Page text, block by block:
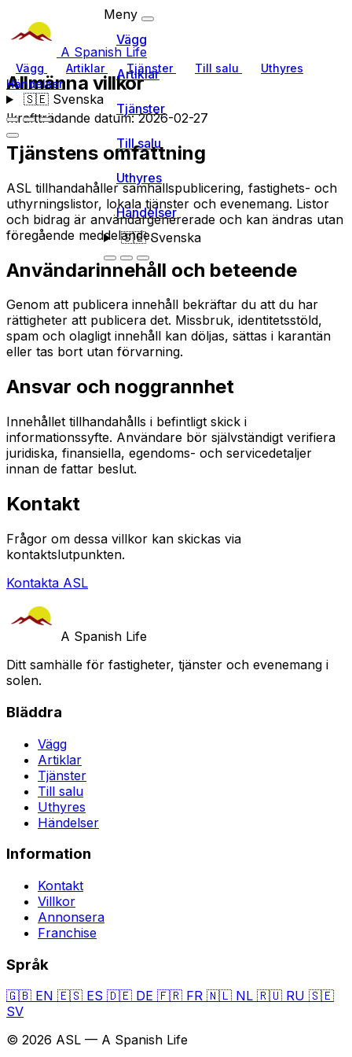
A Spanish Life
Vägg Artiklar Tjänster Till salu
Uthyres
Händelser
🇸🇪Svenska
Meny
Vägg
Artiklar
Tjänster
Till salu
Uthyres
Händelser
🇸🇪Svenska
Allmänna villkor
Ikraftträdande datum: 2026-02-27
Tjänstens omfattning
ASL tillhandahåller samhällspublicering, fastighets- och
uthyrningslistor, lokala tjänster och evenemang. Listor
och bidrag är användargenererade och kan ändras utan
föregående meddelande.
Användarinnehåll och beteende
Genom att publicera innehåll bekräftar du att du har
rättigheter att publicera det. Missbruk, identitetsstöld,
spam och olagligt innehåll kan döljas, sättas i karantän
eller tas bort utan förvarning.
Ansvar och noggrannhet
Innehållet tillhandahålls i befintligt skick i
informationssyfte. Användare bör självständigt verifiera
juridiska, finansiella, egendoms- och servicedetaljer
innan de fattar beslut.
Kontakt
Frågor om dessa villkor kan skickas via
kontaktslutpunkten.
Kontakta ASL
A Spanish Life
Ditt samhälle för fastigheter, tjänster och evenemang i
solen.
Bläddra
Vägg
Artiklar
Tjänster
Till salu
Uthyres
Händelser
Information
Kontakt
Villkor
Annonsera
Franchise
Språk
🇬🇧 EN 🇪🇸 ES 🇩🇪 DE 🇫🇷 FR 🇳🇱 NL 🇷🇺 RU 🇸🇪
SV
© 2026 ASL — A Spanish Life